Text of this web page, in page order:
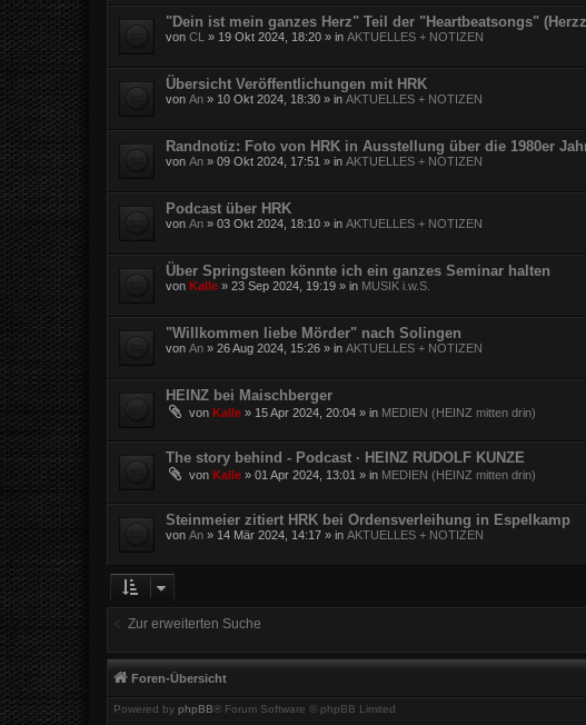
"Dein ist mein ganzes Herz" Teil der "Heartbeatsongs"
von CL » 19 Okt 2024, 18:20 » in AKTUELLES + NOTIZEN
Übersicht Veröffentlichungen mit HRK
von An » 10 Okt 2024, 18:30 » in AKTUELLES + NOTIZEN
Randnotiz: Foto von HRK in Ausstellung über die 1980er
von An » 09 Okt 2024, 17:51 » in AKTUELLES + NOTIZEN
Podcast über HRK
von An » 03 Okt 2024, 18:10 » in AKTUELLES + NOTIZEN
Über Springsteen könnte ich ein ganzes Seminar halten
von Kalle » 23 Sep 2024, 19:19 » in MUSIK i.w.S.
"Willkommen liebe Mörder" nach Solingen
von An » 26 Aug 2024, 15:26 » in AKTUELLES + NOTIZEN
HEINZ bei Maischberger
von Kalle » 15 Apr 2024, 20:04 » in MEDIEN (HEINZ mitten drin)
The story behind - Podcast · HEINZ RUDOLF KUNZE
von Kalle » 01 Apr 2024, 13:01 » in MEDIEN (HEINZ mitten drin)
Steinmeier zitiert HRK bei Ordensverleihung in Espelkamp
von An » 14 Mär 2024, 14:17 » in AKTUELLES + NOTIZEN
Zur erweiterten Suche
Foren-Übersicht
Powered by phpBB® Forum Software © phpBB Limited